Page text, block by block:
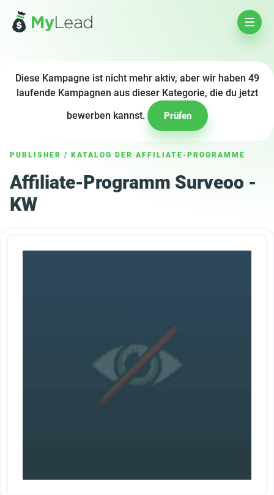
Diese Kampagne ist nicht mehr aktiv, aber wir haben 49
laufende Kampagnen aus dieser Kategorie, die du jetzt
bewerben kannst.
Prüfen
PUBLISHER / KATALOG DER AFFILIATE-PROGRAMME
Affiliate-Programm Surveoo -
KW